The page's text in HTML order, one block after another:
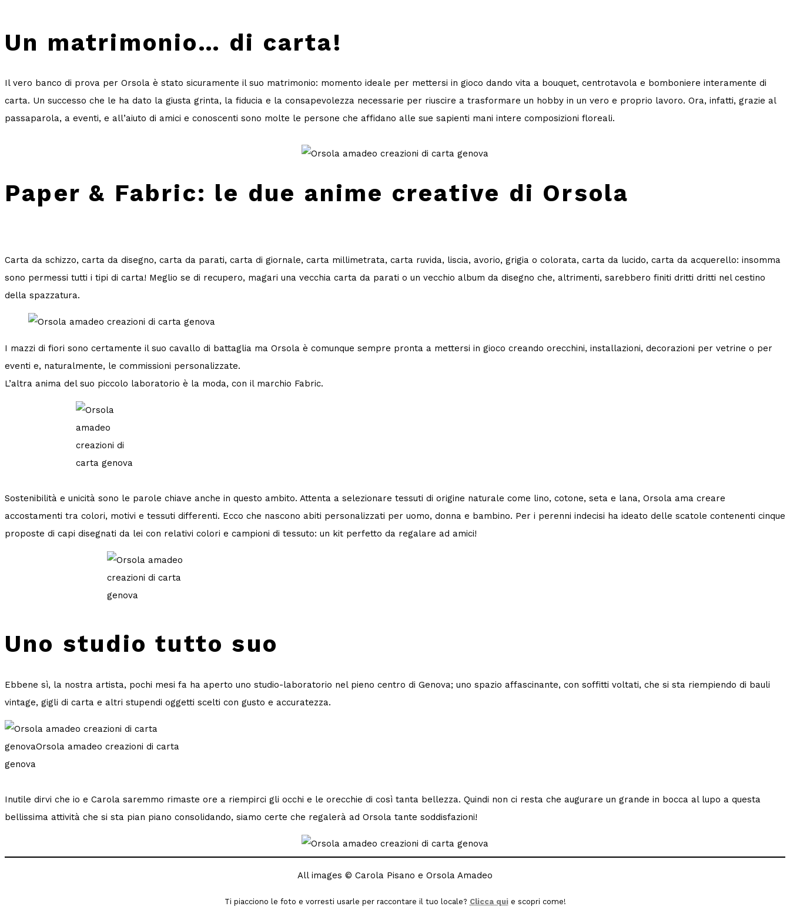
Un matrimonio… di carta!
Il vero banco di prova per Orsola è stato sicuramente il suo matrimonio: momento ideale per mettersi in gioco dando vita a bouquet, centrotavola e bomboniere interamente di
carta. Un successo che le ha dato la giusta grinta, la fiducia e la consapevolezza necessarie per riuscire a trasformare un hobby in un vero e proprio lavoro. Ora, infatti, grazie al
passaparola, a eventi, e all’aiuto di amici e conoscenti sono molte le persone che affidano alle sue sapienti mani intere composizioni floreali.
Paper & Fabric: le due anime creative di Orsola
Carta da schizzo, carta da disegno, carta da parati, carta di giornale, carta millimetrata, carta ruvida, liscia, avorio, grigia o colorata, carta da lucido, carta da acquerello: insomma
sono permessi tutti i tipi di carta! Meglio se di recupero, magari una vecchia carta da parati o un vecchio album da disegno che, altrimenti, sarebbero finiti dritti dritti nel cestino
della spazzatura.
I mazzi di fiori sono certamente il suo cavallo di battaglia ma Orsola è comunque sempre pronta a mettersi in gioco creando orecchini, installazioni, decorazioni per vetrine o per
eventi e, naturalmente, le commissioni personalizzate.
L’altra anima del suo piccolo laboratorio è la moda, con il marchio Fabric.
Sostenibilità e unicità sono le parole chiave anche in questo ambito. Attenta a selezionare tessuti di origine naturale come lino, cotone, seta e lana, Orsola ama creare
accostamenti tra colori, motivi e tessuti differenti. Ecco che nascono abiti personalizzati per uomo, donna e bambino. Per i perenni indecisi ha ideato delle scatole contenenti cinque
proposte di capi disegnati da lei con relativi colori e campioni di tessuto: un kit perfetto da regalare ad amici!
Uno studio tutto suo
Ebbene sì, la nostra artista, pochi mesi fa ha aperto uno studio-laboratorio nel pieno centro di Genova; uno spazio affascinante, con soffitti voltati, che si sta riempiendo di bauli
vintage, gigli di carta e altri stupendi oggetti scelti con gusto e accuratezza.
Inutile dirvi che io e Carola saremmo rimaste ore a riempirci gli occhi e le orecchie di così tanta bellezza. Quindi non ci resta che augurare un grande in bocca al lupo a questa
bellissima attività che si sta pian piano consolidando, siamo certe che regalerà ad Orsola tante soddisfazioni!
All images © Carola Pisano e Orsola Amadeo
Ti piacciono le foto e vorresti usarle per raccontare il tuo locale? Clicca quie scopri come!